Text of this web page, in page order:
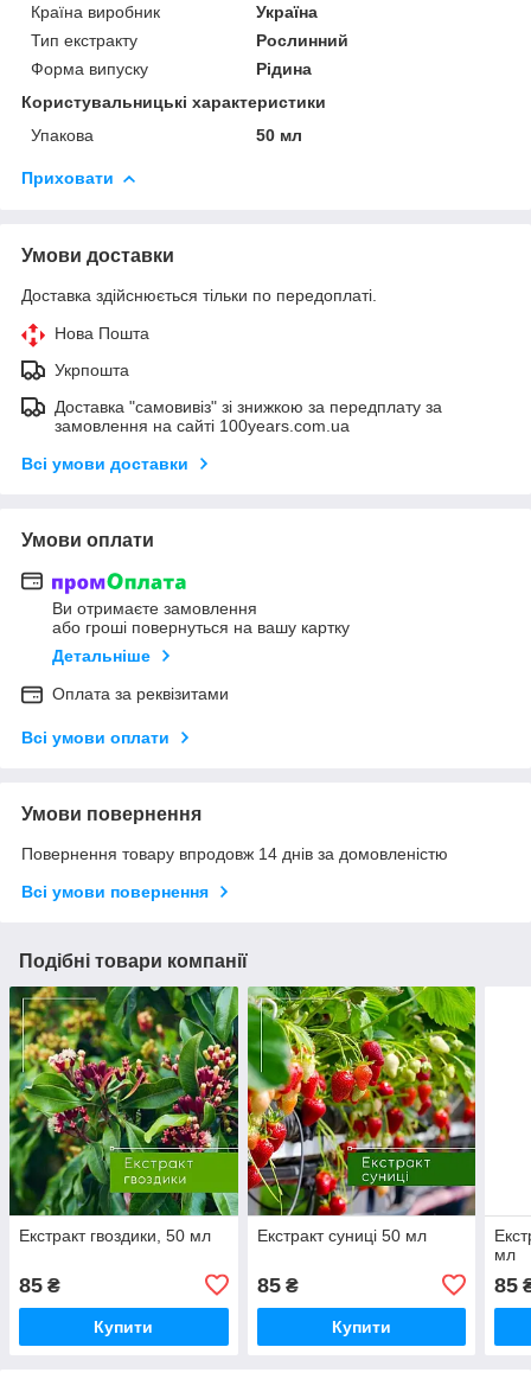
Країна виробник
Україна
Тип екстракту
Рослинний
Форма випуску
Рідина
Користувальницькі характеристики
Упакова
50 мл
Приховати
Умови доставки
Доставка здійснюється тільки по передоплаті.
Нова Пошта
Укрпошта
Доставка "самовивіз" зі знижкою за передплату за
замовлення на сайті 100years.com.ua
Всі умови доставки
Умови оплати
Ви отримаєте замовлення
або гроші повернуться на вашу картку
Детальніше
Оплата за реквізитами
Всі умови оплати
Умови повернення
Повернення товару впродовж 14 днів за домовленістю
Всі умови повернення
Подібні товари компанії
Екстракт гвоздики, 50 мл
85 ₴
Купити
Екстракт суниці 50 мл
85₴
Купити
мл
85